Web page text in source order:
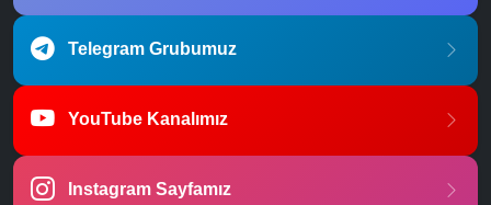
Telegram Grubumuz
YouTube Kanalımız
Instagram Sayfamız